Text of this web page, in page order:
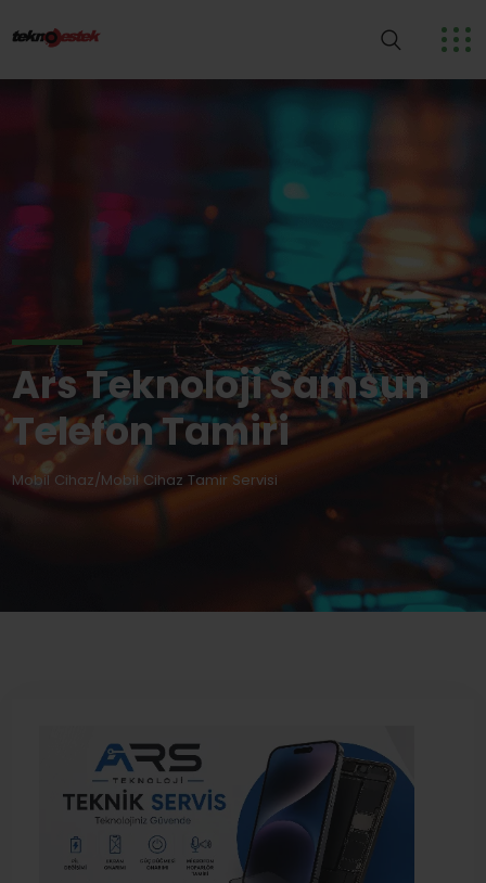
Ars Teknoloji Samsun
Telefon Tamiri
Mobil Cihaz/Mobil Cihaz Tamir Servisi